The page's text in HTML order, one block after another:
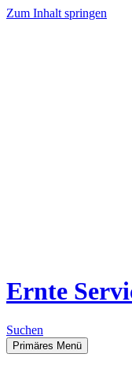
Zum Inhalt springen
Ernte
Suchen
Primäres Menü